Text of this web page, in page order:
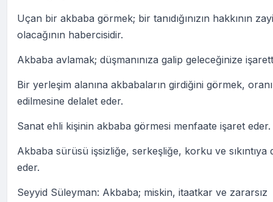
Uçan bir akbaba görmek; bir tanıdığınızın hakkının zayi
olacağının habercisidir.
Akbaba avlamak; düşmanınıza galip geleceğinize
Bir yerleşim alanına akbabaların girdiğini görmek,
edilmesine delalet eder.
Sanat ehli kişinin akbaba görmesi menfaate işaret eder.
Akbaba sürüsü işsizliğe, serkeşliğe, korku ve sıkıntıya
eder.
Seyyid Süleyman: Akbaba; miskin, itaatkar ve zararsız